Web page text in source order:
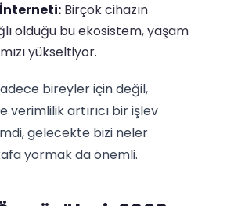
Birçok cihazın
olduğu bu ekosistem, yaşam
yükseltiyor.
bireyler için değil,
verimlilik artırıcı bir işlev
gelecekte bizi neler
yormak da önemli.